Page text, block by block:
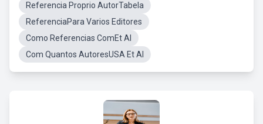
Referencia Proprio AutorTabela
ReferenciaPara Varios Editores
Como Referencias ComEt Al
Com Quantos AutoresUSA Et Al